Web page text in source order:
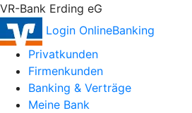
VR-Bank Erding eG
Login OnlineBanking
Privatkunden
Firmenkunden
Banking & Verträge
Meine Bank